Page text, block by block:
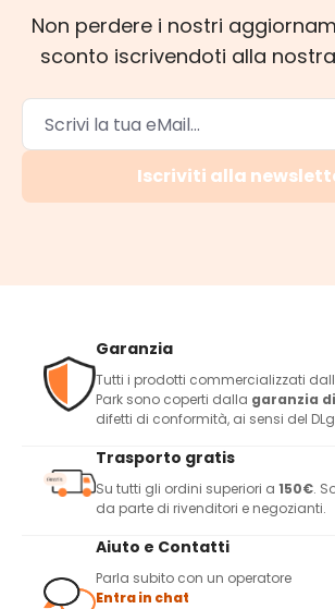
Non perdere i nostri
sconto iscrivendoti alla
Iscriviti alla
Garanzia
Tutti i prodotti commercializzati
Park sono coperti dalla garanzia
difetti di conformità, ai sensi del
Trasporto gratis
Su tutti gli ordini superiori a 150€.
da parte di rivenditori e negozianti.
Aiuto e Contatti
Parla subito con un operatore
Entra in chat